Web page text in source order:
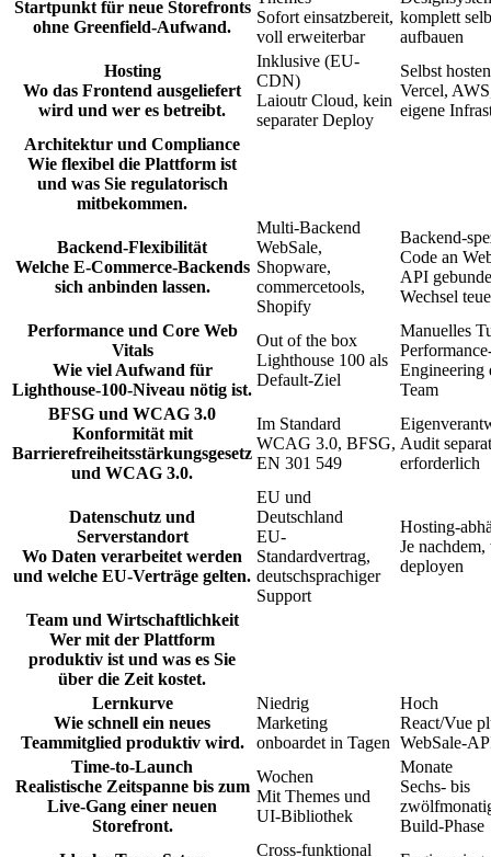
Startpunkt für neue Storefronts
ohne Greenfield-Aufwand.
Sofort einsatzbereit,
voll erweiterbar
komplett
aufbauen
Hosting
Wo das Frontend ausgeliefert
wird und wer es betreibt.
Inklusive (EU-
CDN)
Laioutr Cloud, kein
separater Deploy
Selbst hosten
Vercel,
eigene
Architektur und Compliance
Wie flexibel die Plattform ist
und was Sie regulatorisch
mitbekommen.
Backend-Flexibilität
Welche E-Commerce-Backends
sich anbinden lassen.
Multi-Backend
WebSale,
Shopware,
commercetools,
Shopify
Backend-
Code an
API
Wechsel
Performance und Core Web
Vitals
Wie viel Aufwand für
Lighthouse-100-Niveau nötig ist.
Out of the box
Lighthouse 100 als
Default-Ziel
Manuelles
Engineering
Team
BFSG und WCAG 3.0
Konformität mit
Barrierefreiheitsstärkungsgesetz
und WCAG 3.0.
Im Standard
WCAG 3.0, BFSG,
EN 301 549
Audit separat
erforderlich
Datenschutz und
Serverstandort
Wo Daten verarbeitet werden
und welche EU-Verträge gelten.
EU und
Deutschland
EU-
Standardvertrag,
deutschsprachiger
Support
Hosting-
Je
deployen
Team und Wirtschaftlichkeit
Wer mit der Plattform
produktiv ist und was es Sie
über die Zeit kostet.
Lernkurve
Wie schnell ein neues
Teammitglied produktiv wird.
Niedrig
Marketing
onboardet in Tagen
Hoch
React/Vue
WebSale-
Time-to-Launch
Realistische Zeitspanne bis zum
Live-Gang einer neuen
Storefront.
Wochen
Mit Themes und
UI-Bibliothek
Monate
Sechs- bis
Build-Phase
Cross-funktional